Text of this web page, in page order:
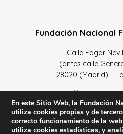
Fundación Nacional
Calle Edgar
(antes calle
28020 (Madrid) –
Contacta con
En este Sitio Web, la Fundación
utiliza cookies propias y de
correcto funcionamiento de la
utiliza cookies estadísticas, y